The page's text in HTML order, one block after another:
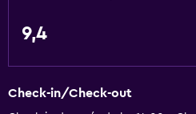
9,4
Check-in/Check-out